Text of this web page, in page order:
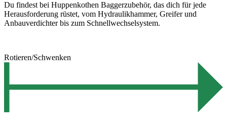
Du findest bei Huppenkothen Baggerzubehör, das dich für jede
Herausforderung rüstet, vom Hydraulikhammer, Greifer und
Anbauverdichter bis zum Schnellwechselsystem.
Rotieren/Schwenken